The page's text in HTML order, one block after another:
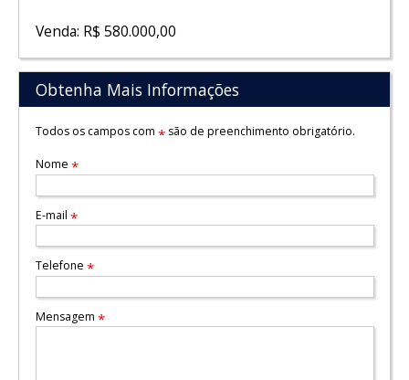
Venda: R$ 580.000,00
Obtenha Mais Informações
Todos os campos com *são de preenchimento obrigatório.
Nome *
E-mail *
Telefone *
Mensagem *